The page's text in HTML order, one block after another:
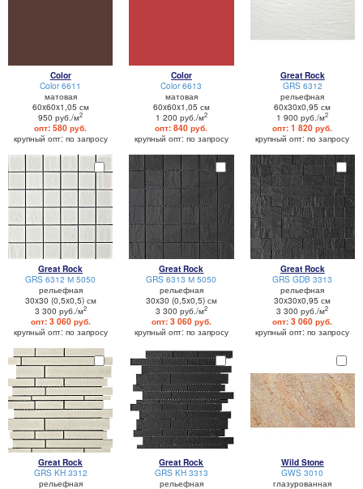
Color
Color 6611
матовая
60x60x1,05 см
950 руб./м2
опт: 580 руб.
крупный опт: по запросу
Color
Color 6613
матовая
60x60x1,05 см
1 200 руб./м2
опт: 840 руб.
крупный опт: по запросу
Great Rock
GRS 6312
рельефная
60x30x0,95 см
1 900 руб./м2
опт: 1 820 руб.
крупный опт: по запросу
Great Rock
GRS 6312 М 5050
рельефная
30x30 (0,5x0,5) см
3 300 руб./м2
опт: 3 060 руб.
крупный опт: по запросу
Great Rock
GRS 6313 М 5050
рельефная
30x30 (0,5x0,5) см
3 300 руб./м2
опт: 3 060 руб.
крупный опт: по запросу
Great Rock
GRS GDB 3313
рельефная
30x30x0,95 см
3 300 руб./м2
опт: 3 060 руб.
крупный опт: по запросу
Great Rock
GRS KH 3312
рельефная
Great Rock
GRS KH 3313
рельефная
Wild Stone
GWS 3010
глазурованная